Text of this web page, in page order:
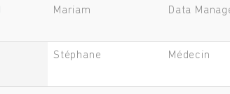
Mariam Data
Stéphane Médecin